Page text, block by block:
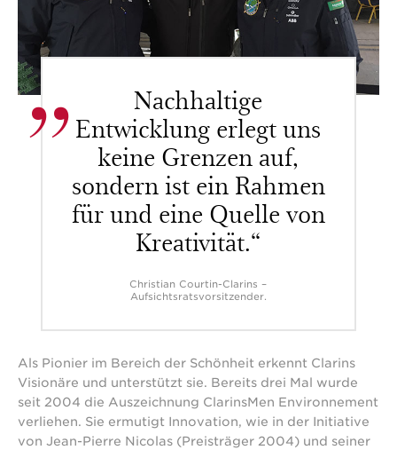
Nachhaltige
Entwicklung erlegt uns
keine Grenzen auf,
sondern ist ein Rahmen
für und eine Quelle von
Kreativität.“
Christian Courtin-Clarins –
Aufsichtsratsvorsitzender.
Als Pionier im Bereich der Schönheit erkennt Clarins
Visionäre und unterstützt sie. Bereits drei Mal wurde
seit 2004 die Auszeichnung ClarinsMen Environnement
verliehen. Sie ermutigt Innovation, wie in der Initiative
von Jean-Pierre Nicolas (Preisträger 2004) und seiner